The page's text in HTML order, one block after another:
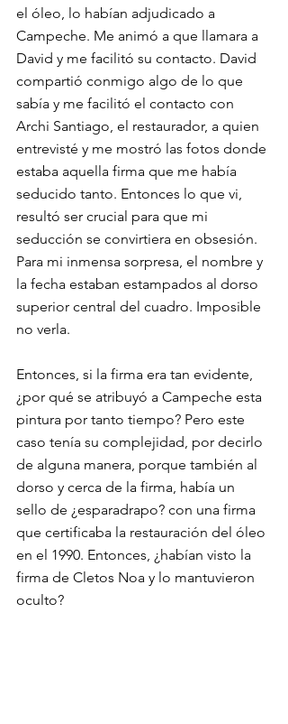
el óleo, lo habían adjudicado a
Campeche. Me animó a que llamara a
David y me facilitó su contacto. David
compartió conmigo algo de lo que
sabía y me facilitó el contacto con
Archi Santiago, el restaurador, a quien
entrevisté y me mostró las fotos donde
estaba aquella firma que me había
seducido tanto. Entonces lo que vi,
resultó ser crucial para que mi
seducción se convirtiera en obsesión.
Para mi inmensa sorpresa, el nombre y
la fecha estaban estampados al dorso
superior central del cuadro. Imposible
no verla.
Entonces, si la firma era tan evidente,
¿por qué se atribuyó a Campeche esta
pintura por tanto tiempo? Pero este
caso tenía su complejidad, por decirlo
de alguna manera, porque también al
dorso y cerca de la firma, había un
sello de ¿esparadrapo? con una firma
que certificaba la restauración del óleo
en el 1990. Entonces, ¿habían visto la
firma de Cletos Noa y lo mantuvieron
oculto?